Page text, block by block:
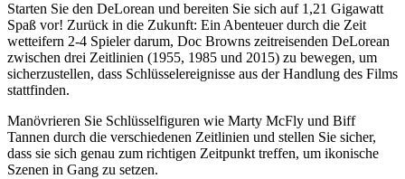
Starten Sie den DeLorean und bereiten Sie sich auf 1,21 Gigawatt
Spaß vor! Zurück in die Zukunft: Ein Abenteuer durch die Zeit
wetteifern 2-4 Spieler darum, Doc Browns zeitreisenden DeLorean
zwischen drei Zeitlinien (1955, 1985 und 2015) zu bewegen, um
sicherzustellen, dass Schlüsselereignisse aus der Handlung des Films
stattfinden.
Manövrieren Sie Schlüsselfiguren wie Marty McFly und Biff
Tannen durch die verschiedenen Zeitlinien und stellen Sie sicher,
dass sie sich genau zum richtigen Zeitpunkt treffen, um ikonische
Szenen in Gang zu setzen.